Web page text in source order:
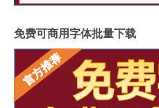
免费可商用字体批量下载